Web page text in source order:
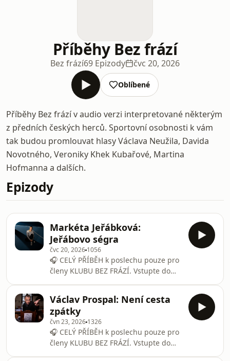
Příběhy Bez frází
Bez frází69 Epizody čvc 20, 2026
Oblíbené
Příběhy Bez frází v audio verzi interpretované některým
z předních českých herců. Sportovní osobnosti k vám
tak budou promlouvat hlasy Václava Neužila, Davida
Novotného, Veroniky Khek Kubařové, Martina
Hofmanna a dalších.
Epizody
Markéta Jeřábková:
Jeřábovo ségra
čvc 20, 2026 1056
🎧 CELÝ PŘÍBĚH k poslechu pouze pro
členy KLUBU BEZ FRÁZÍ. Vstupte do
je nerozlučná. Tomáš, Dominik, Jakub
a Markéta. Tři hokejisti se zápasy v
NHL a… Dlouho to nikoho nezajímalo,
ale netrápila se tím. Dělala, co umí, co
ji baví. Hrála, sportovala a dostala se v
házené mezi nejlepší z
Václav Prospal: Není cesta
zpátky
čvn 23, 2026 1326
🎧 CELÝ PŘÍBĚH k poslechu pouze pro
členy KLUBU BEZ FRÁZÍ. Vstupte do